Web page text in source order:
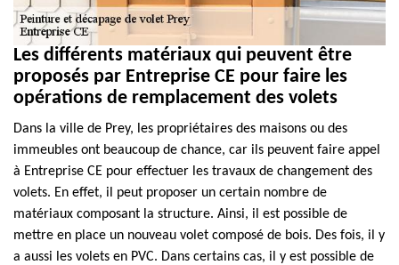
Les différents matériaux qui peuvent être
proposés par Entreprise CE pour faire les
opérations de remplacement des volets
Dans la ville de Prey, les propriétaires des maisons ou des
immeubles ont beaucoup de chance, car ils peuvent faire appel
à Entreprise CE pour effectuer les travaux de changement des
volets. En effet, il peut proposer un certain nombre de
matériaux composant la structure. Ainsi, il est possible de
mettre en place un nouveau volet composé de bois. Des fois, il y
a aussi les volets en PVC. Dans certains cas, il y est possible de